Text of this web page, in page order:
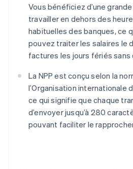
Vous bénéficiez d’une
travailler en dehors des
habituelles des banques, ce
pouvez traiter les salaires le
factures les jours fériés sans
La NPP est conçu selon la
l’Organisation internationale
ce qui signifie que chaque
d’envoyer jusqu’à 280
pouvant faciliter le